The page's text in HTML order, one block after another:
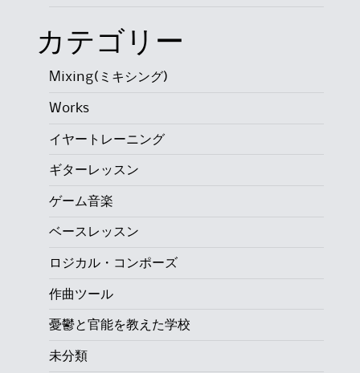
カテゴリー
Mixing(ミキシング)
Works
イヤートレーニング
ギターレッスン
ゲーム音楽
ベースレッスン
ロジカル・コンポーズ
作曲ツール
憂鬱と官能を教えた学校
未分類